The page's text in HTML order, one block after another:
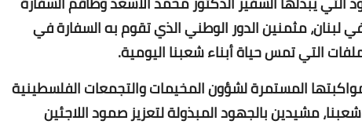
لبنان، مثمنين الدور الوطني الذي تقوم به السفارة في
التي تمس حياة أبناء شعبنا اليومية.
المستمرة لشؤون المخيمات والتجمعات الفلسطينية
مشيدين بالجهود المبذولة لتعزيز صمود اللاجئين
13 يناير 2022